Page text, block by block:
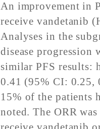
An improvement in
receive vandetanib
Analyses in the
disease
similar PFS results:
0.41 (95% CI: 0.25,
15% of the patients
noted. The ORR